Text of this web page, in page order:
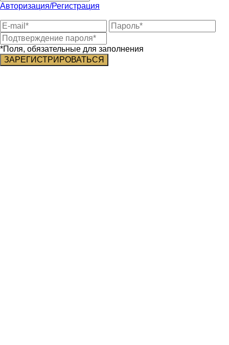
Авторизация/Регистрация
*Поля, обязательные для заполнения